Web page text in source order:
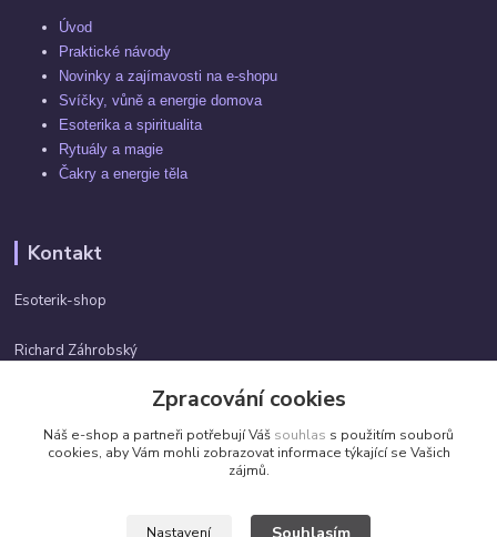
Úvod
Praktické návody
Novinky a zajímavosti na e-shopu
Svíčky, vůně a energie domova
Esoterika a spiritualita
Rytuály a magie
Čakry a energie těla
Kontakt
Esoterik-shop
Richard Záhrobský
info@esoterik-shop.cz
Zpracování cookies
Náš e-shop a partneři potřebují Váš souhlas s použitím souborů
cookies, aby Vám mohli zobrazovat informace týkající se Vašich
zájmů.
Nastavení